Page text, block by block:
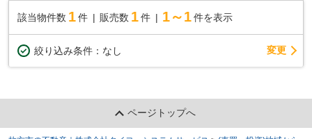
該当物件数 1件 販売数 1 件 1～1 件を表示
絞り込み条件： なし 変更
ページトップへ